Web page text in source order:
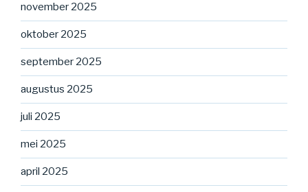
november 2025
oktober 2025
september 2025
augustus 2025
juli 2025
mei 2025
april 2025